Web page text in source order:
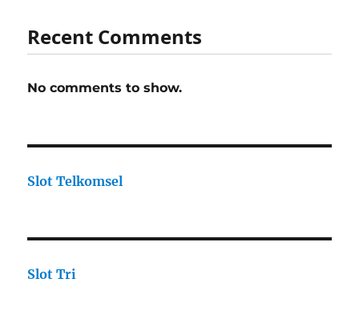
Recent Comments
No comments to show.
Slot Telkomsel
Slot Tri